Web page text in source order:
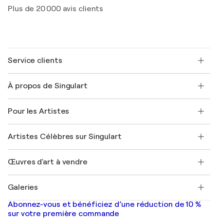
Plus de 20 000 avis clients
Service clients
Expédition
Offrir une carte cadeau
Rejoignez notre programme commercial
Mon compte
+33 1 76 44 06 42
À propos de Singulart
FAQ
Magazine Singulart
Emplois
Découvrez une sélection d'art original
Pour les Artistes
Se connecter en tant qu'Artiste
Artistes Célèbres sur Singulart
Marc Chagall
Banksy
Mr. Brainwash
Shepard Fairey
Œuvres d'art à vendre
Tableaux abstraits à vendre
Peintures de paysage
Estampes
Galeries
Galeries d'art en France
Galeries d'art en Belgique
Abonnez-vous et bénéficiez d’une réduction de 10 %
sur votre première commande